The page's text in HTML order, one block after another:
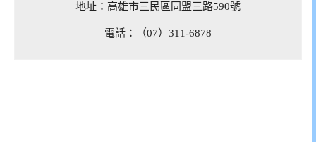
地址：高雄市三民區同盟三路590號
電話：（07）311-6878